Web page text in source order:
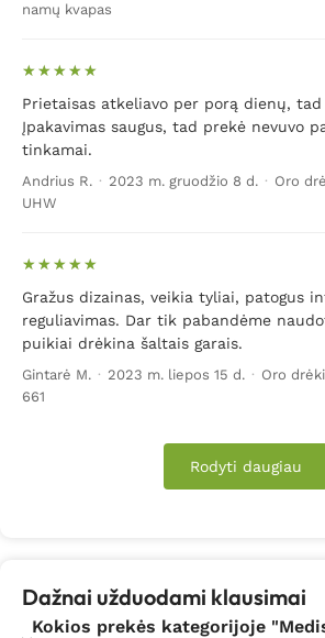
namų kvapas
Prietaisas atkeliavo per porą dienų,
Įpakavimas saugus, tad prekė nevuvo
tinkamai.
Andrius R. · 2023 m. gruodžio 8 d. · Oro
UHW
Gražus dizainas, veikia tyliai, patogus
reguliavimas. Dar tik pabandėme
puikiai drėkina šaltais garais.
Gintarė M. · 2023 m. liepos 15 d. · Oro
661
Rodyti daugiau
Dažnai užduodami klausimai
Kokios prekės kategorijoje